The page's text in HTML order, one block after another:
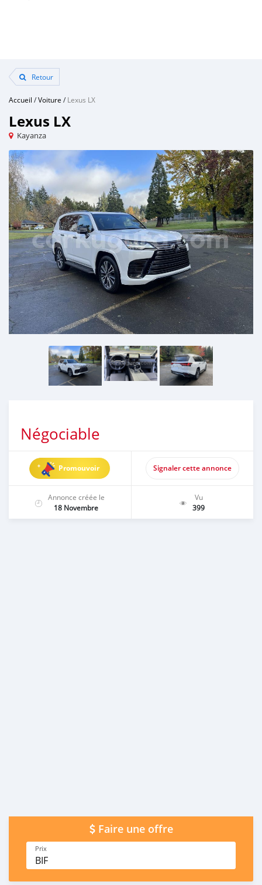
Retour
Accueil /Voiture /Lexus LX
Lexus LX
Kayanza
Négociable
Promouvoir Signaler cette annonce
Annonce créée le
18 Novembre
Vu
399
Faire une offre
Prix
BIF